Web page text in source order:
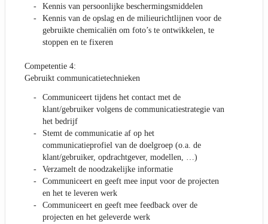
Kennis van persoonlijke beschermingsmiddelen
Kennis van de opslag en de milieurichtlijnen voor de
gebruikte chemicaliën om foto’s te ontwikkelen, te
stoppen en te fixeren
Competentie 4:
Gebruikt communicatietechnieken
Communiceert tijdens het contact met de
klant/gebruiker volgens de communicatiestrategie van
het bedrijf
Stemt de communicatie af op het
communicatieprofiel van de doelgroep (o.a. de
klant/gebruiker, opdrachtgever, modellen, …)
Verzamelt de noodzakelijke informatie
Communiceert en geeft mee input voor de projecten
en het te leveren werk
Communiceert en geeft mee feedback over de
projecten en het geleverde werk